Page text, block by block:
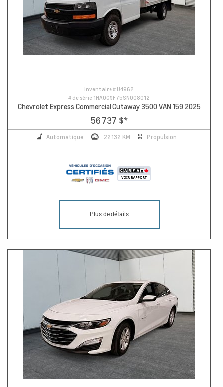
Inventaire # U4962
# de série 1HA0GSF75SN008012
Chevrolet Express Commercial Cutaway 3500 VAN 159 2025
56 737 $*
Automatique 22 132 KM Propulsion
Plus de détails